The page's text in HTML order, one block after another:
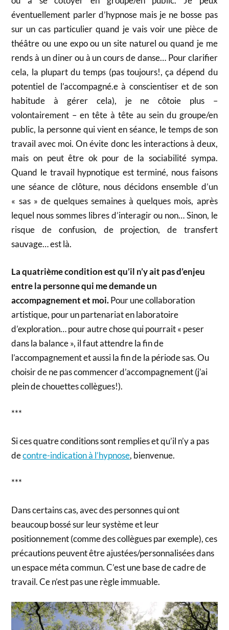
éventuellement parler d’hypnose mais je ne bosse pas
sur un cas particulier quand je vais voir une pièce de
théâtre ou une expo ou un site naturel ou quand je me
rends à un diner ou à un cours de danse… Pour clarifier
cela, la plupart du temps (pas toujours!, ça dépend du
potentiel de l’accompagné.e à conscientiser et de son
habitude à gérer cela), je ne côtoie plus –
volontairement – en tête à tête au sein du groupe/en
public, la personne qui vient en séance, le temps de son
travail avec moi. On évite donc les interactions à deux,
mais on peut être ok pour de la sociabilité sympa.
Quand le travail hypnotique est terminé, nous faisons
une séance de clôture, nous décidons ensemble d’un
« sas » de quelques semaines à quelques mois, après
lequel nous sommes libres d’interagir ou non… Sinon, le
risque de confusion, de projection, de transfert
sauvage… est là.
La quatrième condition est qu’il n’y ait pasd’enjeu
entrela personne qui me demande un
accompagnement et moi.Pour une collaboration
artistique, pour un partenariat en laboratoire
d’exploration… pour autre chose qui pourrait « peser
dans la balance », il faut attendre la fin de
l’accompagnement et aussi la fin de la période sas. Ou
choisir de ne pas commencer d’accompagnement (j’ai
plein de chouettes collègues!).
***
Si ces quatre conditions sont remplies et qu’il n’y a pas
decontre-indication à l’hypnose, bienvenue.
***
Dans certains cas, avec des personnes qui ont
beaucoup bossé sur leur système et leur
positionnement (comme des collègues par exemple), ces
précautions peuvent être ajustées/personnalisées dans
un espace méta commun. C’est une base de cadre de
travail. Ce n’est pas une règle immuable.